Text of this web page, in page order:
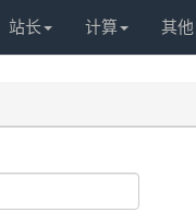
站长 计算 其他